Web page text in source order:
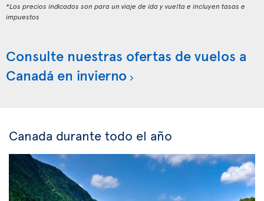
*Los precios indicados son para un viaje de ida y vuelta e incluyen tasas e
impuestos
Consulte nuestras ofertas de vuelos a
Canadá en invierno
Canada durante todo el año